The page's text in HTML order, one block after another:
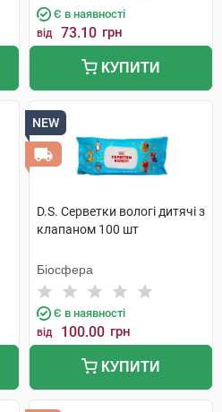
Є в наявності
від 73.10 грн
КУПИТИ
NEW
D.S. Серветки вологі дитячі з
клапаном 100 шт
Біосфера
Є в наявності
від 100.00 грн
КУПИТИ